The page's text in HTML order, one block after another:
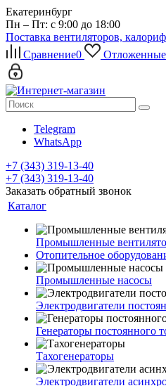
Екатеринбург
Пн – Пт: с 9:00 до 18:00
Поставка вентиляторов,
Сравнение0 Отложенные
Telegram
WhatsApp
+7 (343) 319-13-40
+7 (343) 319-13-40
Заказать обратный звонок
Каталог
Промышленные
Отопительное
Промышленные насосы
Электродвигатели
Генераторы постоянного
Тахогенераторы
Электродвигатели